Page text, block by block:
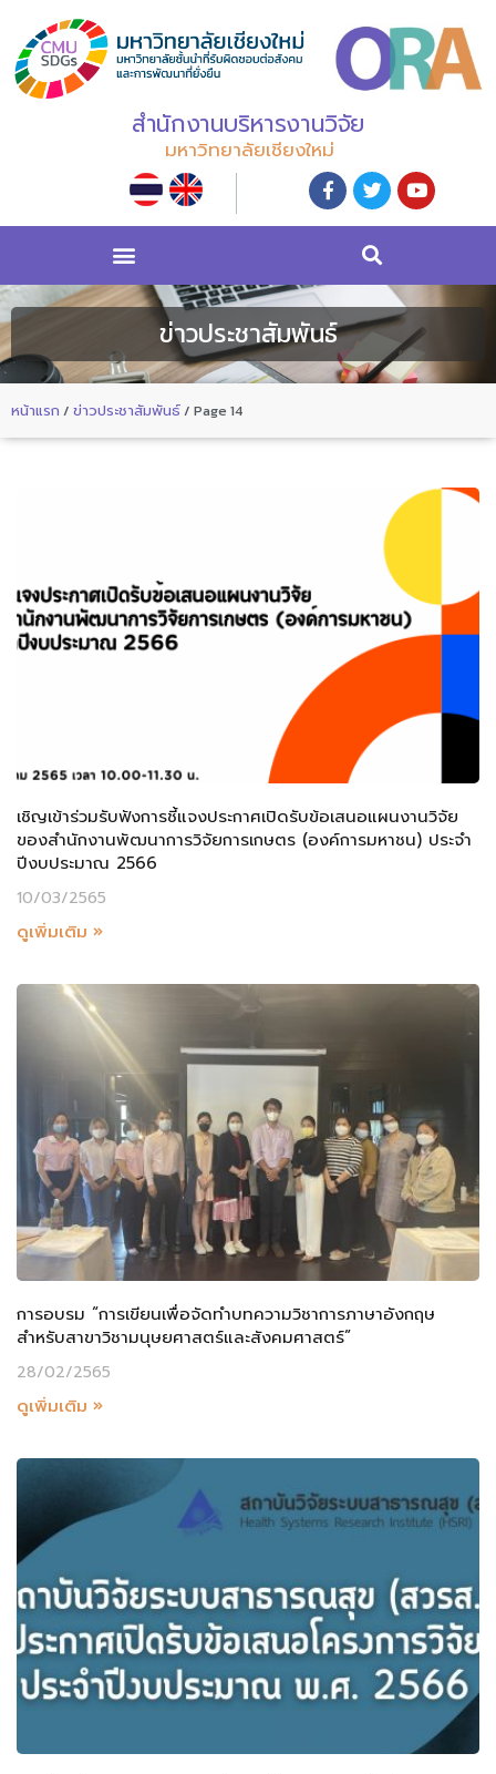
สำนักงานบริหารงานวิจัย
มหาวิทยาลัยเชียงใหม่
ข่าวประชาสัมพันธ์
หน้าแรก / ข่าวประชาสัมพันธ์/ Page 14
เชิญเข้าร่วมรับฟังการชี้แจงประกาศเปิดรับข้อเสนอแผนงานวิจัย
ของสำนักงานพัฒนาการวิจัยการเกษตร (องค์การมหาชน) ประจำ
ปีงบประมาณ 2566
10/03/2565
ดูเพิ่มเติม »
การอบรม “การเขียนเพื่อจัดทำบทความวิชาการภาษาอังกฤษ
สำหรับสาขาวิชามนุษยศาสตร์และสังคมศาสตร์”
28/02/2565
ดูเพิ่มเติม »